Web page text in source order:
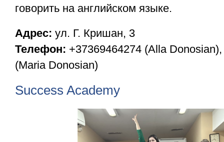
говорить на английском языке.
Aдрес: ул. Г. Кришан, 3
Телефон: +37369464274 (Alla
(Maria Donosian)
Success Academy